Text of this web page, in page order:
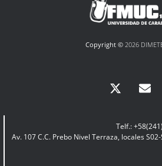
Copyright © 2026
Telf.:
Av. 107 C.C. Prebo Nivel Terraza, locales